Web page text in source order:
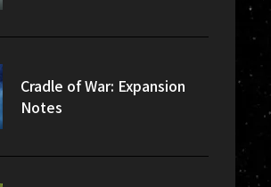
Cradle of War: Expansion
Notes